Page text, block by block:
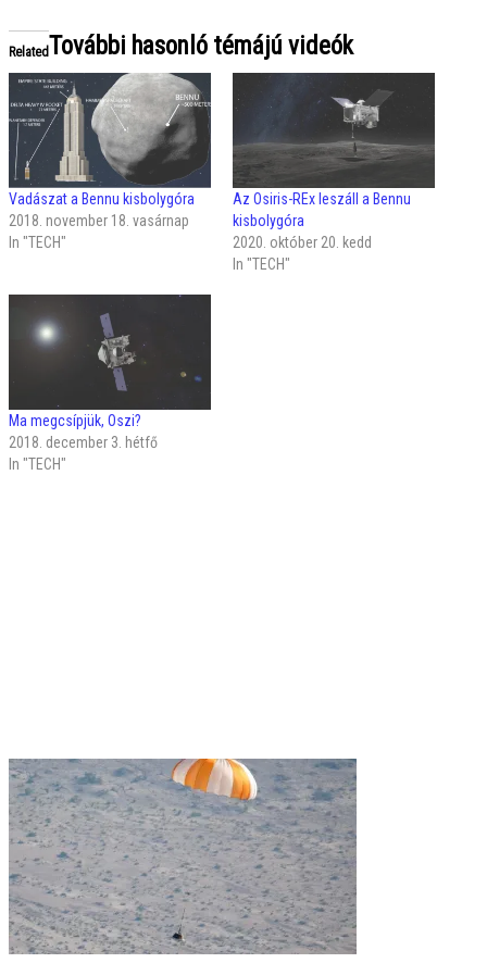
Related
Vadászat a Bennu kisbolygóra
2018. november 18. vasárnap
In "TECH"
Az Osiris-REx leszáll a Bennu
kisbolygóra
2020. október 20. kedd
In "TECH"
Ma megcsípjük, Oszi?
2018. december 3. hétfő
In "TECH"
További hasonló témájú videók